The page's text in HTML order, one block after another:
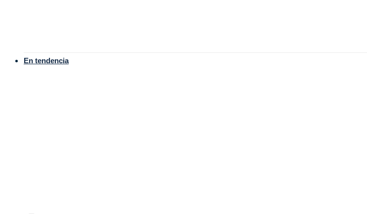
En tendencia